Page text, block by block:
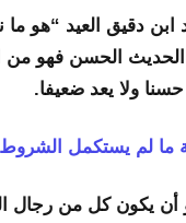
ابن دقيق العيد “هو
الحديث الحسن فهو
ولا يعد ضعيفا.
ما لم يستكمل